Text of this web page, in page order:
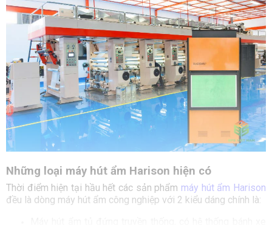
Những loại máy hút ẩm Harison hiện có
Thời điểm hiện tại hầu hết các sản phẩm máy hút ẩm Harison
đều là dòng máy hút ẩm công nghiệp với 2 kiểu dáng chính là: